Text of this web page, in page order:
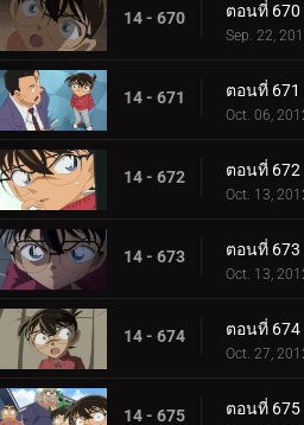
14 - 670
Sep. 22,
14 - 671
Oct. 06,
14 - 672
Oct. 13,
14 - 673
Oct. 13,
14 - 674
Oct. 27,
14 - 675